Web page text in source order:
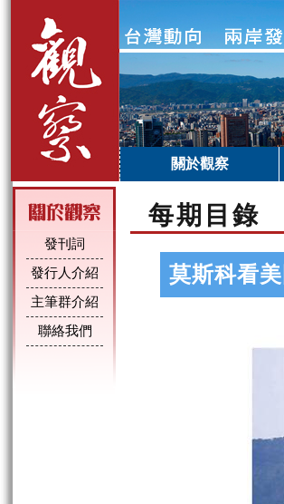
關於觀察
發刊詞
發行人介紹
主筆群介紹
聯絡我們
每期目錄
莫斯科看